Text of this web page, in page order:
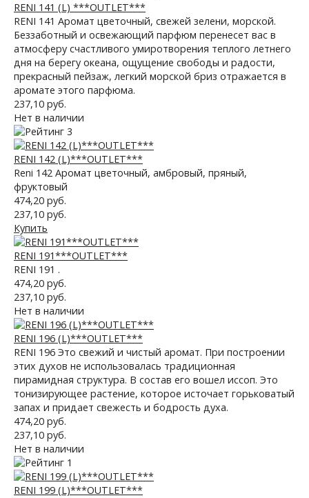
RENI 141 (L) ***OUTLET***
RENI 141 Аромат цветочный, свежей зелени, морской.
Беззаботный и освежающий парфюм перенесет вас в
атмосферу счастливого умиротворения теплого летнего
дня на берегу океана, ощущение свободы и радости,
прекрасный пейзаж, легкий морской бриз отражается в
аромате этого парфюма.
237,10 руб.
Нет в наличии
RENI 142 (L)***OUTLET***
Reni 142 Аромат цветочный, амбровый, пряный,
фруктовый
474,20 руб.
237,10 руб.
Купить
RENI 191***OUTLET***
RENI 191 .
474,20 руб.
237,10 руб.
Нет в наличии
RENI 196 (L)***OUTLET***
RENI 196 Это свежий и чистый аромат. При построении
этих духов не использовалась традиционная
пирамидная структура. В состав его вошел иссоп. Это
тонизирующее растение, которое источает горьковатый
запах и придает свежесть и бодрость духа.
474,20 руб.
237,10 руб.
Нет в наличии
RENI 199 (L)***OUTLET***